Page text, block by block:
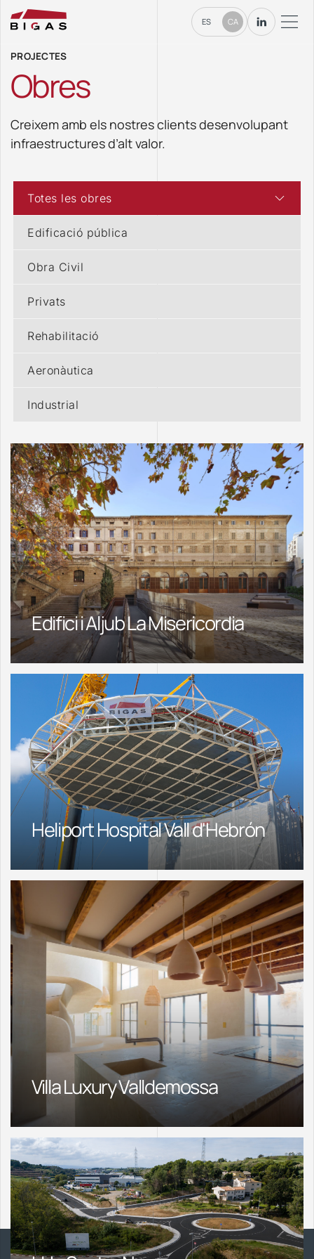
ES CA
PROJECTES
Obres
Creixem amb els nostres clients desenvolupant
infraestructures d’alt valor.
Totes les obres
Edificació pública
Obra Civil
Privats
Rehabilitació
Aeronàutica
Industrial
Edifici i Aljub La Misericordia
Heliport Hospital Vall d'Hebrón
Villa Luxury Valldemossa
Inicio Obras